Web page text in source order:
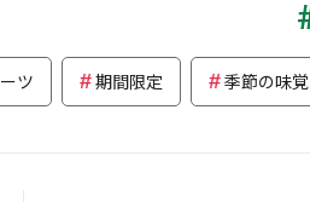
ツ 期間限定 季節の味覚